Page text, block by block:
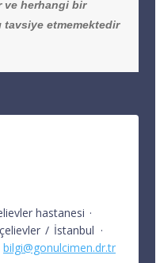
ve herhangi bir
tavsiye etmemektedir
hastanesi ·
/ İstanbul ·
bilgi@gonulcimen.dr.tr